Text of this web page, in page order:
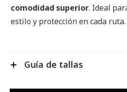
comodidad superior. Ideal
estilo y protección en cada ruta.
Guía de tallas